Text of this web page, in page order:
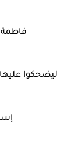
فاطمة
ليضحكوا